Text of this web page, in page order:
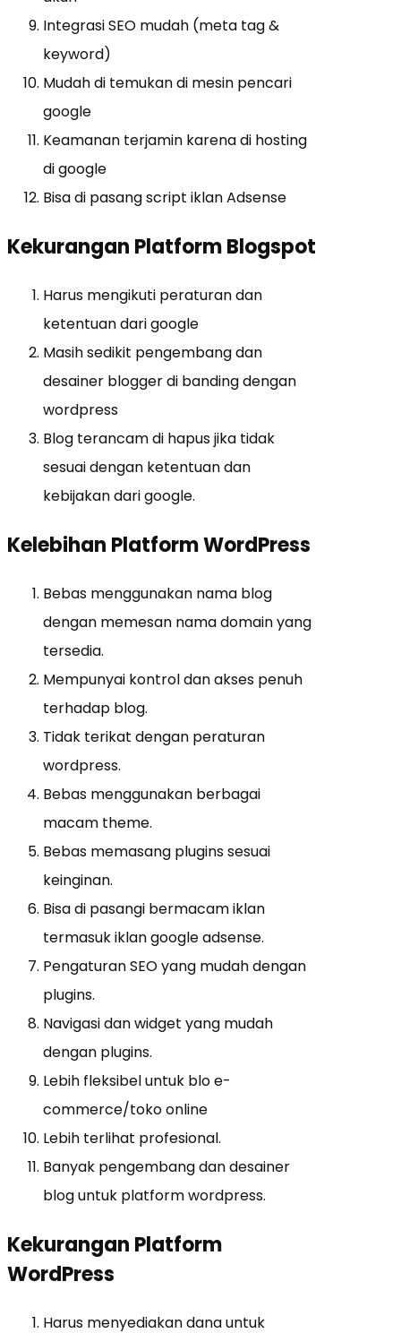
Integrasi SEO mudah (meta tag &
keyword)
Mudah di temukan di mesin pencari
google
Keamanan terjamin karena di hosting
di google
Bisa di pasang script iklan Adsense
Kekurangan Platform Blogspot
Harus mengikuti peraturan dan
ketentuan dari google
Masih sedikit pengembang dan
desainer blogger di banding dengan
wordpress
Blog terancam di hapus jika tidak
sesuai dengan ketentuan dan
kebijakan dari google.
Kelebihan Platform WordPress
Bebas menggunakan nama blog
dengan memesan nama domain yang
tersedia.
Mempunyai kontrol dan akses penuh
terhadap blog.
Tidak terikat dengan peraturan
wordpress.
Bebas menggunakan berbagai
macam theme.
Bebas memasang plugins sesuai
keinginan.
Bisa di pasangi bermacam iklan
termasuk iklan google adsense.
Pengaturan SEO yang mudah dengan
plugins.
Navigasi dan widget yang mudah
dengan plugins.
Lebih fleksibel untuk blo e-
commerce/toko online
Lebih terlihat profesional.
Banyak pengembang dan desainer
blog untuk platform wordpress.
Kekurangan Platform
WordPress
Harus menyediakan dana untuk